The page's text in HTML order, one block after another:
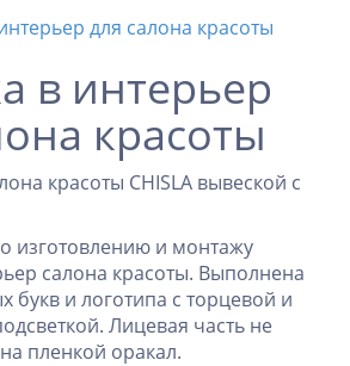
для салона красоты
в интерьер
красоты
красоты CHISLA вывеской с
изготовлению и монтажу
салона красоты. Выполнена
букв и логотипа с торцевой и
Лицевая часть не
пленкой оракал.